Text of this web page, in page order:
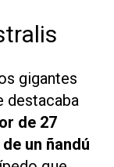
gigantes
destacaba
de 27
un ñandú